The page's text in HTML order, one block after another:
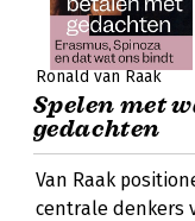
Ronald van Raak
Spelen met
gedachten
Van Raak
centrale denkers